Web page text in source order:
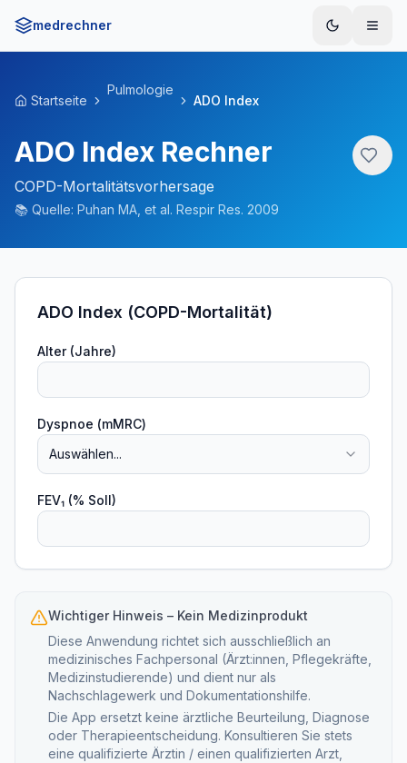
medrechner
Startseite
Pulmologie
ADO Index
ADO Index Rechner
COPD-Mortalitätsvorhersage
📚 Quelle: Puhan MA, et al. Respir Res. 2009
ADO Index (COPD-Mortalität)
Alter (Jahre)
Dyspnoe (mMRC)
Auswählen...
FEV₁ (% Soll)
Wichtiger Hinweis – Kein Medizinprodukt
Diese Anwendung richtet sich ausschließlich an
medizinisches Fachpersonal (Ärzt:innen, Pflegekräfte,
Medizinstudierende) und dient nur als
Nachschlagewerk und Dokumentationshilfe.
Die App ersetzt keine ärztliche Beurteilung, Diagnose
oder Therapieentscheidung. Konsultieren Sie stets
eine qualifizierte Ärztin / einen qualifizierten Arzt,